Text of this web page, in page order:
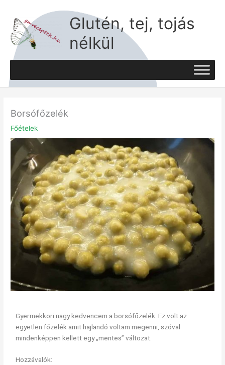
content
Glutén, tej, tojás
nélkül
Borsófőzelék
Főételek
Gyermekkori nagy kedvencem a borsófőzelék. Ez volt az
egyetlen főzelék amit hajlandó voltam megenni, szóval
mindenképpen kellett egy „mentes” változat.
Hozzávalók: